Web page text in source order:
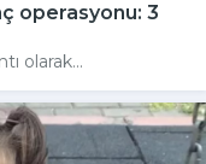
operasyonu: 3
olarak...